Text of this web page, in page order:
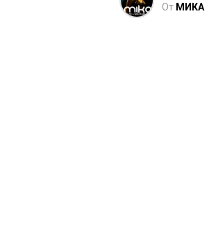
От МИКА